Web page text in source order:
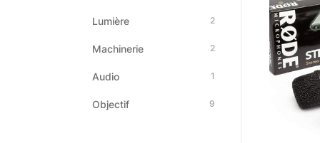
Lumière 2
Machinerie 2
Audio 1
Objectif 9